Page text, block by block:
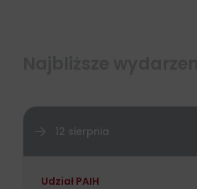
12 sierpnia
Udział PAIH